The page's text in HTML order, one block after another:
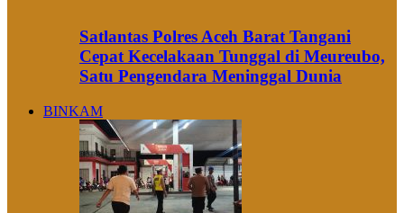
Satlantas Polres Aceh Barat Tangani
Cepat Kecelakaan Tunggal di Meureubo,
Satu Pengendara Meninggal Dunia
BINKAM